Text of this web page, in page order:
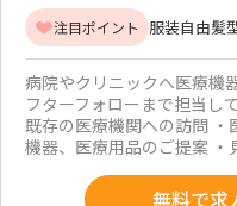
注目ポイント 服装自由髪
病院やクリニックへ医療機
フターフォローまで担当し
既存の医療機関への訪問
機器、医療用品のご提案 ・
無料で求